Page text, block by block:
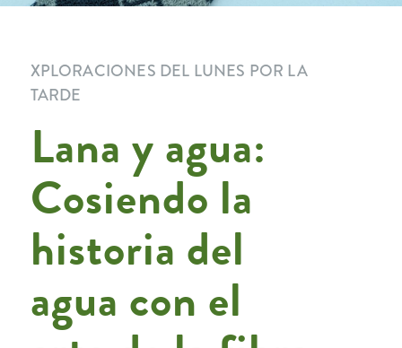
XPLORACIONES DEL LUNES POR LA
TARDE
Lana y agua:
Cosiendo la
historia del
agua con el